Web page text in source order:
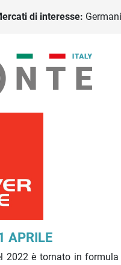
di interesse:
APRILE
2022 è tornato in formula